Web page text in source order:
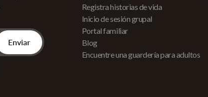
Registra historias de vida
Inicio de sesión grupal
Portal familiar
Blog
Encuentre una guardería para adultos